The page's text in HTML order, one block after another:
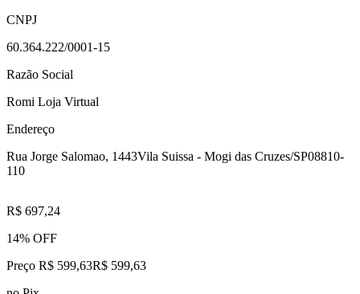
CNPJ
60.364.222/0001-15
Razão Social
Romi Loja Virtual
Endereço
Rua Jorge Salomao, 1443Vila Suissa - Mogi das Cruzes/SP08810-
110
R$ 697,24
14% OFF
Preço R$ 599,63R$ 599,63